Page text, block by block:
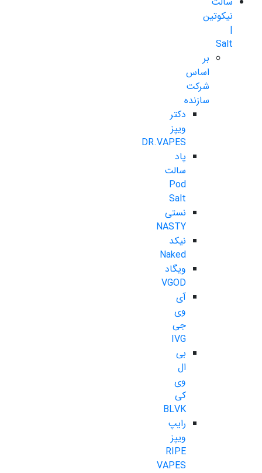
نیکوتین
|
Salt
بر
اساس
شرکت
سازنده
دکتر
ویپز
DR.VAPES
پاد
سالت
Pod
Salt
نستی
NASTY
نیکد
Naked
ویگاد
VGOD
آی
وی
جی
IVG
بی
ال
وی
کی
BLVK
رایپ
ویپز
RIPE
VAPES